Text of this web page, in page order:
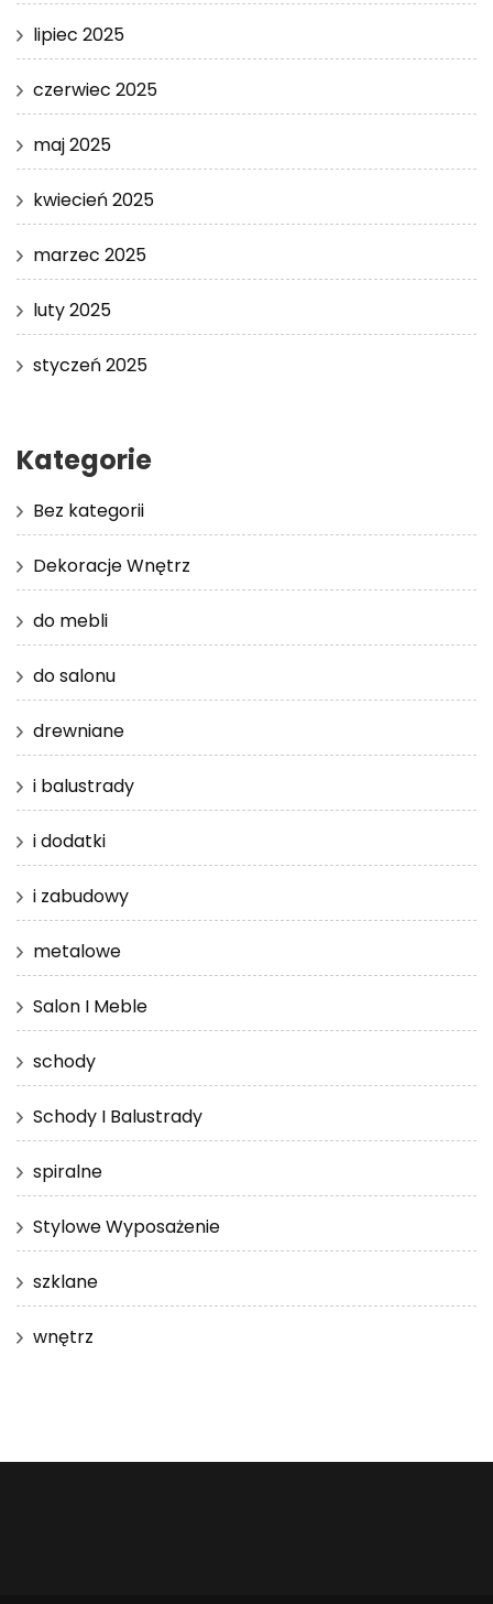
lipiec 2025
czerwiec 2025
maj 2025
kwiecień 2025
marzec 2025
luty 2025
styczeń 2025
Kategorie
Bez kategorii
Dekoracje Wnętrz
do mebli
do salonu
drewniane
i balustrady
i dodatki
i zabudowy
metalowe
Salon I Meble
schody
Schody I Balustrady
spiralne
Stylowe Wyposażenie
szklane
wnętrz